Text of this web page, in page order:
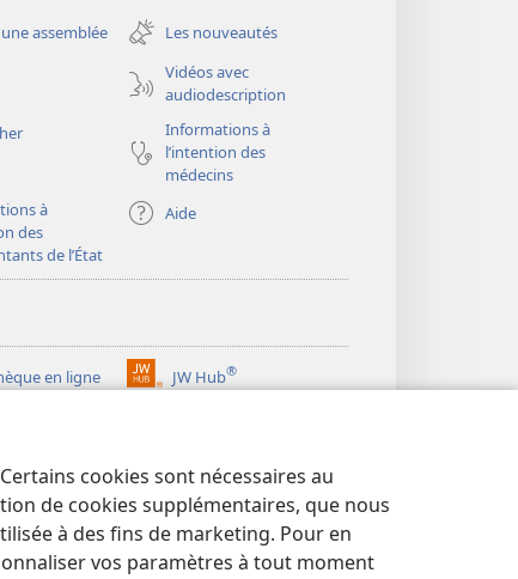
cookies sont nécessaires au
de cookies supplémentaires, que nous
à des fins de marketing. Pour en
vos paramètres à tout moment
une
nouvelle
fenêtre)
assemblée
Les nouveautés
Vidéos avec
audiodescription
Informations à
l’intention des
médecins
à
des
de l’État
Aide
en ligne JW Hub®
(ouvre